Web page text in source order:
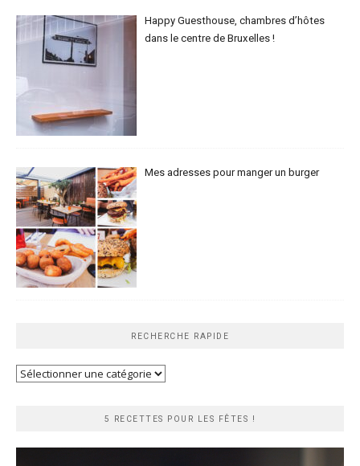
Happy Guesthouse, chambres d’hôtes
dans le centre de Bruxelles !
Mes adresses pour manger un burger
RECHERCHE RAPIDE
Recherche
5 RECETTES POUR LES FÊTES !